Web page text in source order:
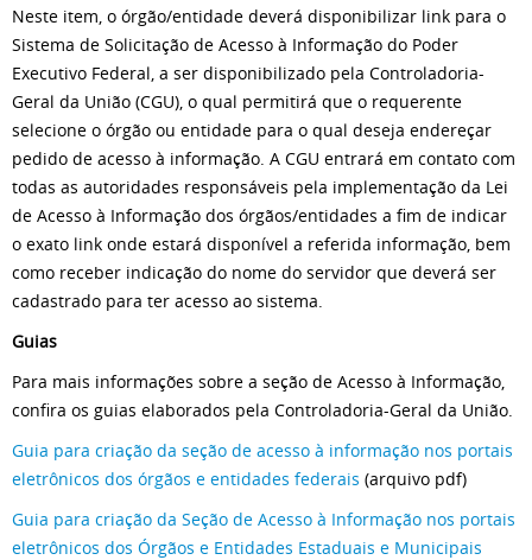
Neste item, o órgão/entidade deverá disponibilizar link para o
Sistema de Solicitação de Acesso à Informação do Poder
Executivo Federal, a ser disponibilizado pela Controladoria-
Geral da União (CGU), o qual permitirá que o requerente
selecione o órgão ou entidade para o qual deseja endereçar
pedido de acesso à informação. A CGU entrará em contato com
todas as autoridades responsáveis pela implementação da Lei
de Acesso à Informação dos órgãos/entidades a fim de indicar
o exato link onde estará disponível a referida informação, bem
como receber indicação do nome do servidor que deverá ser
cadastrado para ter acesso ao sistema.
Guias
Para mais informações sobre a seção de Acesso à Informação,
confira os guias elaborados pela Controladoria-Geral da União.
Guia para criação da seção de acesso à informação nos portais
eletrônicos dos órgãos e entidades federais (arquivo pdf)
Guia para criação da Seção de Acesso à Informação nos portais
eletrônicos dos Órgãos e Entidades Estaduais e Municipais